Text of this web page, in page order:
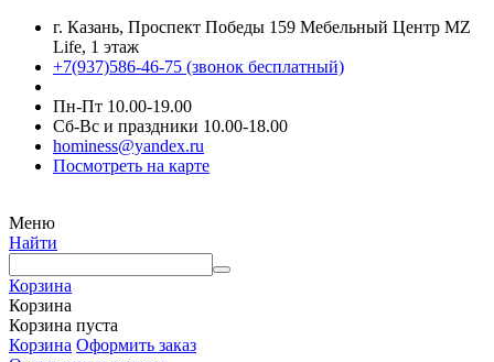
г. Казань, Проспект Победы 159 Мебельный Центр MZ
Life, 1 этаж
+7(937)586-46-75 (звонок бесплатный)
Пн-Пт 10.00-19.00
Сб-Вс и праздники 10.00-18.00
hominess@yandex.ru
Посмотреть на карте
Меню
Найти
Корзина
Корзина
Корзина пуста
Корзина Оформить заказ